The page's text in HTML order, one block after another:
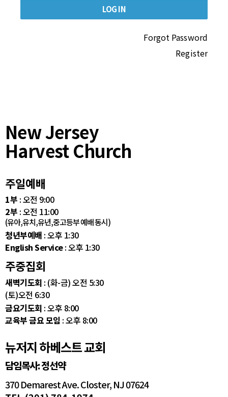
Forgot Password
Register
New Jersey
Harvest Church
주일예배
1부 : 오전 9:00
2부 : 오전 11:00
(유아,유치,유년,중고등부 예배 동시)
청년부예배 : 오후 1:30
English Service: 오후 1:30
주중집회
새벽기도회 : (화-금) 오전 5:30
(토)오전 6:30
금요기도회 : 오후 8:00
교육부 금요 모임 : 오후 8:00
뉴저지 하베스트 교회
담임목사: 정선약
370 Demarest Ave. Closter, NJ 07624